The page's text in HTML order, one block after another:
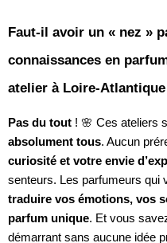
Faut-il avoir un « nez »
connaissances en
atelier à Loire-
Pas du tout ! 🌸 Ces ateliers
absolument tous. Aucun
curiosité et votre envie
senteurs. Les parfumeurs qui
traduire vos émotions, vos
parfum unique. Et vous
démarrant sans aucune idée